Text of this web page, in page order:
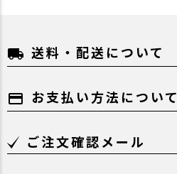
local_shipping 送料・配送について
payment お支払い方法について
ご注文確認メール